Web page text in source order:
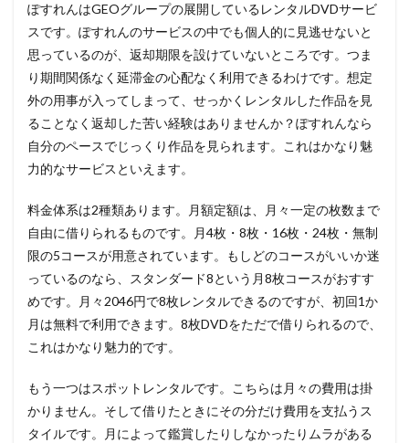
ぽすれんはGEOグループの展開しているレンタルDVDサービ
スです。ぽすれんのサービスの中でも個人的に見逃せないと
思っているのが、返却期限を設けていないところです。つま
り期間関係なく延滞金の心配なく利用できるわけです。想定
外の用事が入ってしまって、せっかくレンタルした作品を見
ることなく返却した苦い経験はありませんか？ぽすれんなら
自分のペースでじっくり作品を見られます。これはかなり魅
力的なサービスといえます。
料金体系は2種類あります。 月額定額は、月々一定の枚数まで
自由に借りられるものです。
月4枚・8枚・16枚・24枚・無制
限の5コースが用意されています。もしどのコースがいいか迷
っているのなら、スタンダード8という月8枚コースがおすす
めです。月々2046円で8枚レンタルできるのですが、初回1か
月は無料で利用できます。8枚DVDをただで借りられるので、
これはかなり魅力的です。
もう一つはスポットレンタルです。こちらは月々の費用は掛
かりません。そして借りたときにその分だけ費用を支払うス
タイルです。月によって鑑賞したりしなかったりムラがある